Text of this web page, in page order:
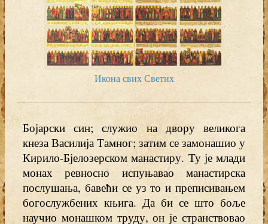
Икона свих Светих
Бојарски син; служио на двору великога
кнеза Василија Тамног; затим се замонашио у
Кирило-Бјелозерском манастиру. Ту је млади
монах ревносно испуњавао манастирска
послушања, бавећи се уз то и преписивањем
богослужбених књига. Да би се што боље
научио монашком труду, он је странствовао